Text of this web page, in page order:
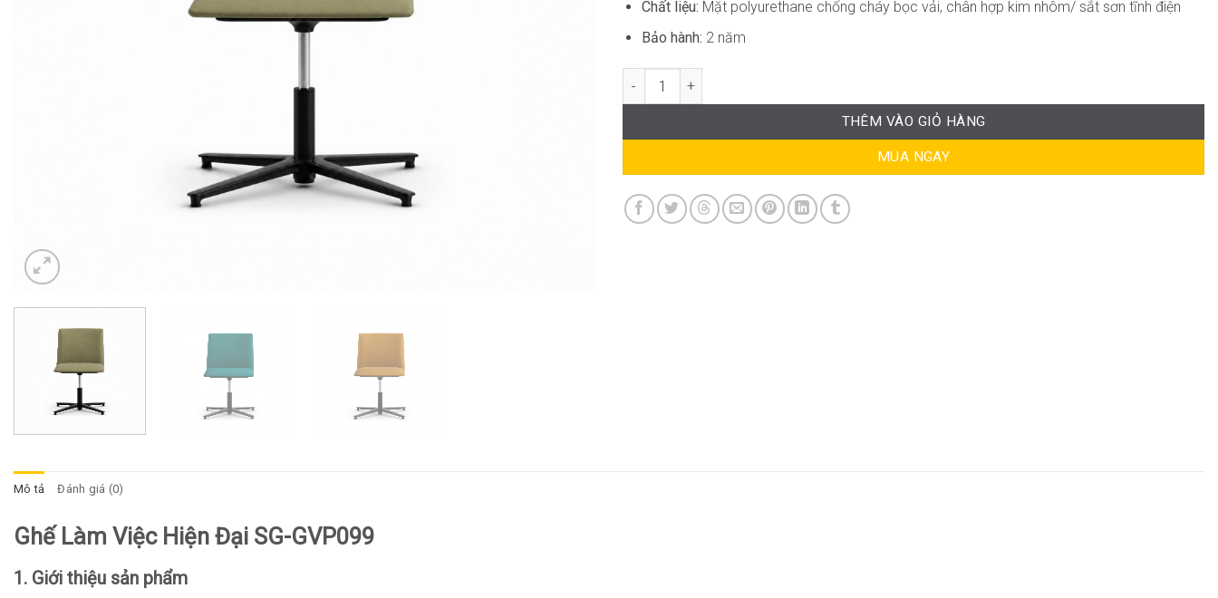
Chất liệu: Mặtpolyurethane chống cháy bọc vải, chân hợp kim nhôm/ sắt sơn tĩnh điện
Bảo hành: 2 năm
Ghế Làm Việc Hiện Đại SG-GVP099 số lượng
THÊM VÀO GIỎ HÀNG
MUA NGAY
Mô tả Đánh giá (0)
Ghế Làm Việc Hiện Đại SG-GVP099
1. Giới thiệu sản phẩm